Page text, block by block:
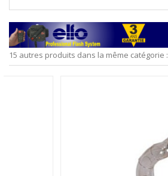
15 autres produits dans la même catégorie :